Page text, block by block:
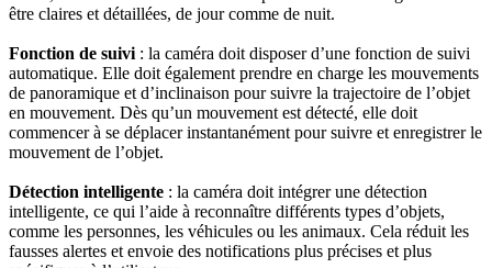
être claires et détaillées, de jour comme de nuit.
Fonction de suivi : la caméra doit disposer d’une fonction de suivi
automatique. Elle doit également prendre en charge les mouvements
de panoramique et d’inclinaison pour suivre la trajectoire de l’objet
en mouvement. Dès qu’un mouvement est détecté, elle doit
commencer à se déplacer instantanément pour suivre et enregistrer le
mouvement de l’objet.
Détection intelligente : la caméra doit intégrer une détection
intelligente, ce qui l’aide à reconnaître différents types d’objets,
comme les personnes, les véhicules ou les animaux. Cela réduit les
fausses alertes et envoie des notifications plus précises et plus